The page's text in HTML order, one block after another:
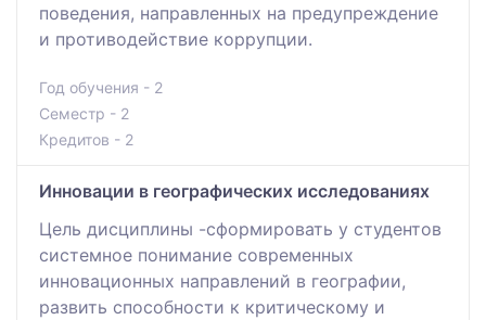
поведения, направленных на предупреждение
и противодействие коррупции.
Год обучения - 2
Семестр - 2
Кредитов - 2
Инновации в географических исследованиях
Цель дисциплины -сформировать у студентов
системное понимание современных
инновационных направлений в географии,
развить способности к критическому и